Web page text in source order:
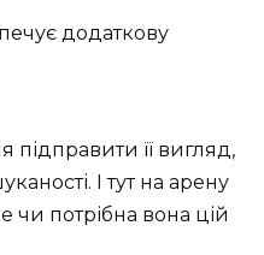
додаткову
підправити її вигляд,
І тут на арену
чи потрібна вона цій